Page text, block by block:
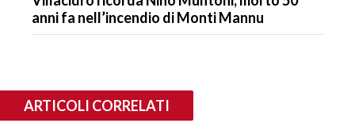
anni fa nell’incendio di Monti Mannu
ARTICOLI CORRELATI